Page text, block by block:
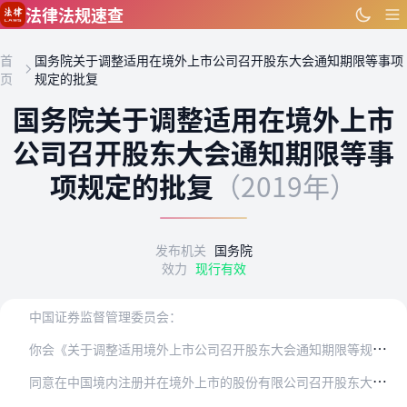
跳到主要内容
法律法规速查
首
页
国务院关于调整适用在境外上市公司召开股东大会通知期限等事项
规定的批复
国务院关于调整适用在境外上市
公司召开股东大会通知期限等事
项规定的批复 （2019年）
发布机关 国务院
效力 现行有效
中国证券监督管理委员会：
你
会《关于调整适用境外上市公司召开股东大会通知期限等规定的请示》（证监发〔2019〕71号）收悉。现批复如下：
同
意在中国境内注册并在境外上市的股份有限公司召开股东大会的通知期限、股东提案权和召开程序的要求统一适用《中华人民共和国公司法》相关规定，不再适用《国务院关于股份…